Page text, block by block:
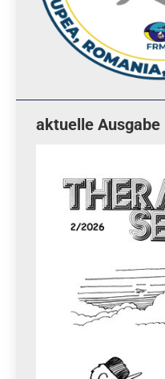
aktuelle Ausgabe